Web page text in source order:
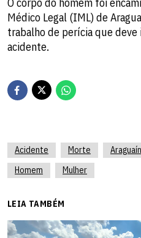
Médico Legal (IML) de
trabalho de perícia que
acidente.
Acidente Morte
Homem
Mulher
LEIA TAMBÉM